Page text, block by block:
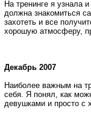
На тренинге я узнала
должна знакомиться
захотеть и все
хорошую атмосферу,
Декабрь 2007
Наиболее важным на
себя. Я понял, как
девушками и просто